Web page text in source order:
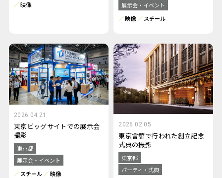
映像
展示会・イベント
映像
スチール
2026.04.21
東京ビッグサイトでの展示会
撮影
東京都
展示会・イベント
スチール
映像
2026.02.05
東京會舘で行われた創立記念
式典の撮影
東京都
パーティ・式典